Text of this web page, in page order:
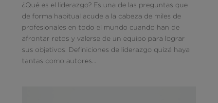
¿Qué es el liderazgo? Es una de las preguntas que
de forma habitual acude a la cabeza de miles de
profesionales en todo el mundo cuando han de
afrontar retos y valerse de un equipo para lograr
sus objetivos. Definiciones de liderazgo quizá haya
tantas como autores...